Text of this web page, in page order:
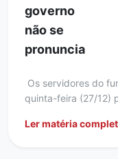
governo
não se
pronuncia
Os servidores do
quinta-feira (27/12)
Ler matéria